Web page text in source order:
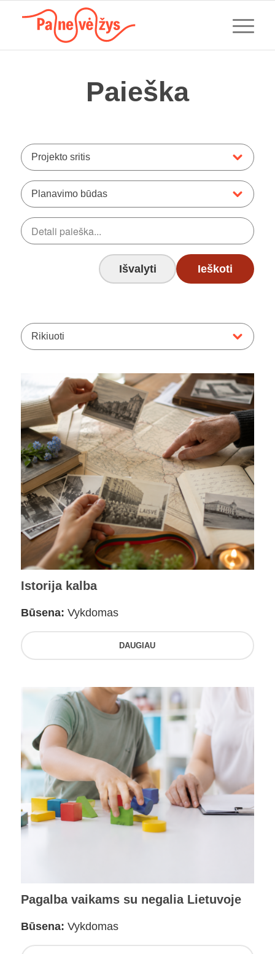
Paieška
Projekto sritis
Planavimo būdas
Išvalyti Ieškoti
Rikiuoti
Istorija kalba
Būsena: Vykdomas
DAUGIAU
Pagalba vaikams su negalia Lietuvoje
Būsena: Vykdomas